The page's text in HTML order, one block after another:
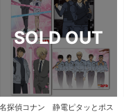
名探偵コナン 静電ピタッとポス